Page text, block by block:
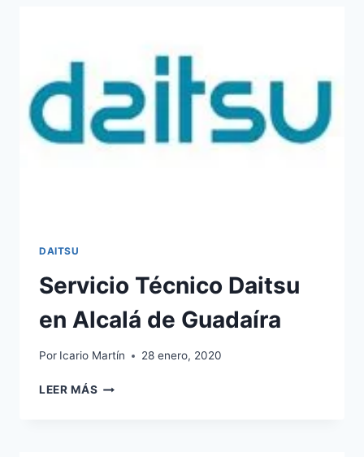
DAITSU
Servicio Técnico Daitsu
en Alcalá de Guadaíra
Por Icario Martín 28 enero, 2020
LEER MÁS SERVICIO